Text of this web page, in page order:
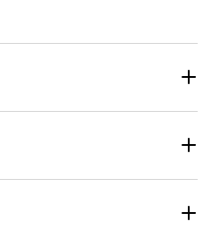
récupérez la sangle de transport,
des photos des animaux